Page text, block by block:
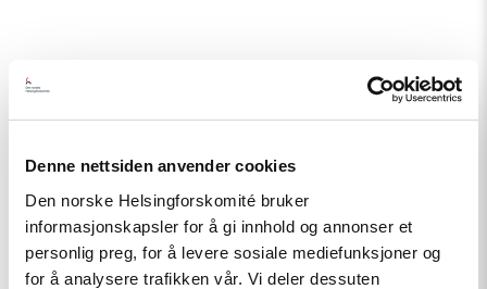
Denne nettsiden anvender cookies
Den norske Helsingforskomité bruker
informasjonskapsler for å gi innhold og annonser et
personlig preg, for å levere sosiale mediefunksjoner og
for å analysere trafikken vår. Vi deler dessuten